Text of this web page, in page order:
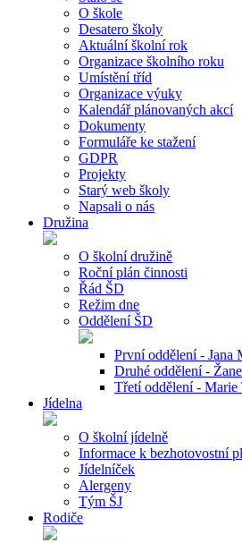
O škole
Desatero školy
Aktuální školní rok
Organizace školního roku
Umístění tříd
Organizace výuky
Kalendář plánovaných akcí
Dokumenty
Formuláře ke stažení
GDPR
Projekty
Starý web školy
Napsali o nás
Družina
O školní družině
Roční plán činnosti
Řád ŠD
Režim dne
Oddělení ŠD
První oddělení - Jana
Druhé oddělení -
Třetí oddělení - Marie
Jídelna
O školní jídelně
Informace k bezhotovostní
Jídelníček
Alergeny
Tým ŠJ
Rodiče